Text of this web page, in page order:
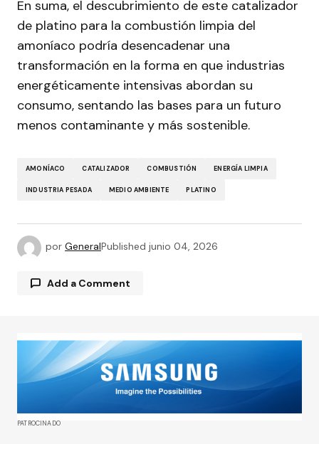
En suma, el descubrimiento de este catalizador
de platino para la combustión limpia del
amoníaco podría desencadenar una
transformación en la forma en que industrias
energéticamente intensivas abordan su
consumo, sentando las bases para un futuro
menos contaminante y más sostenible.
AMONÍACO CATALIZADOR COMBUSTIÓN ENERGÍA LIMPIA
INDUSTRIA PESADA MEDIO AMBIENTE PLATINO
por GeneralPublished junio 04, 2026
Add a Comment
Tu dirección de correo electrónico no será
publicada.Los campos obligatorios están
marcados con*
Comment*
PATROCINADO